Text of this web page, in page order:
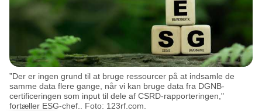
”Der er ingen grund til at bruge ressourcer på at indsamle de
samme data flere gange, når vi kan bruge data fra DGNB-
certificeringen som input til dele af CSRD-rapporteringen,"
fortæller ESG-chef.. Foto: 123rf.com.